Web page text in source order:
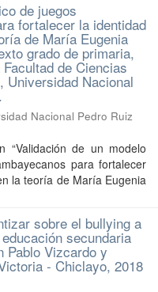
de juegos
fortalecer la identidad
de María Eugenia
grado de primaria,
de Ciencias
Universidad Nacional
Nacional Pedro Ruiz
“Validación de un modelo
para fortalecer
la teoría de María Eugenia
sobre el bullying a
secundaria
Pablo Vizcardo y
- Chiclayo, 2018